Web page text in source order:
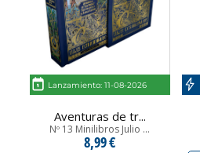
Lanzamiento: 11-08-2026
Aventuras de tr...
Nº 13 Minilibros Julio ...
8,99 €